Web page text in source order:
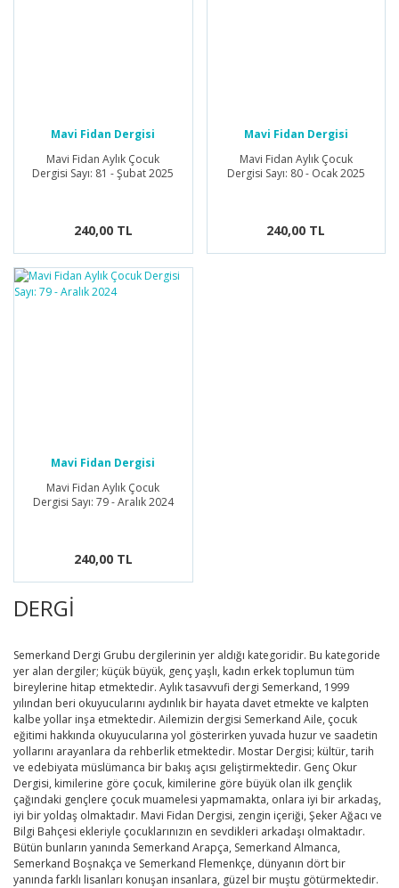
Mavi Fidan Dergisi
Mavi Fidan Aylık Çocuk
Dergisi Sayı: 81 - Şubat 2025
240,00 TL
Mavi Fidan Dergisi
Mavi Fidan Aylık Çocuk
Dergisi Sayı: 80 - Ocak 2025
240,00 TL
Mavi Fidan Dergisi
Mavi Fidan Aylık Çocuk
Dergisi Sayı: 79 - Aralık 2024
240,00 TL
DERGİ
Semerkand Dergi Grubu dergilerinin yer aldığı kategoridir. Bu kategoride
yer alan dergiler; küçük büyük, genç yaşlı, kadın erkek toplumun tüm
bireylerine hitap etmektedir. Aylık tasavvufi dergi Semerkand, 1999
yılından beri okuyucularını aydınlık bir hayata davet etmekte ve kalpten
kalbe yollar inşa etmektedir. Ailemizin dergisi Semerkand Aile, çocuk
eğitimi hakkında okuyucularına yol gösterirken yuvada huzur ve saadetin
yollarını arayanlara da rehberlik etmektedir. Mostar Dergisi; kültür, tarih
ve edebiyata müslümanca bir bakış açısı geliştirmektedir. Genç Okur
Dergisi, kimilerine göre çocuk, kimilerine göre büyük olan ilk gençlik
çağındaki gençlere çocuk muamelesi yapmamakta, onlara iyi bir arkadaş,
iyi bir yoldaş olmaktadır. Mavi Fidan Dergisi, zengin içeriği, Şeker Ağacı ve
Bilgi Bahçesi ekleriyle çocuklarınızın en sevdikleri arkadaşı olmaktadır.
Bütün bunların yanında Semerkand Arapça, Semerkand Almanca,
Semerkand Boşnakça ve Semerkand Flemenkçe, dünyanın dört bir
yanında farklı lisanları konuşan insanlara, güzel bir muştu götürmektedir.